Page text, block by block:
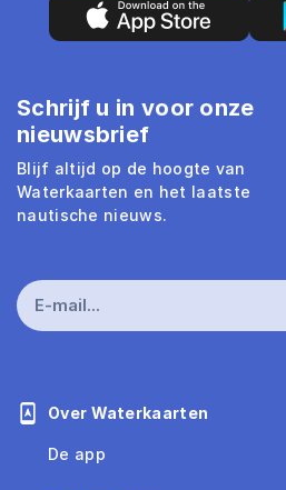
Over Waterkaarten
De app
Schrijf u in voor onze
nieuwsbrief
Blijf altijd op de hoogte van
Waterkaarten en het laatste
nautische nieuws.